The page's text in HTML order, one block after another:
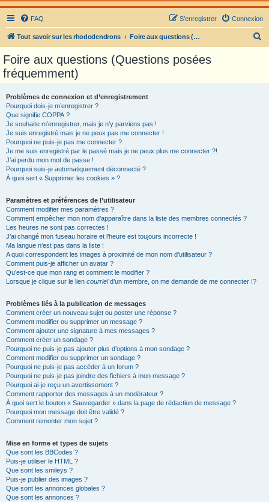
FAQ Connexion
S’enregistrer
Tout savoir sur les rhododendrons Foire aux questions (Questions posées fréquemment)
Foire aux questions (Questions posées
fréquemment)
Problèmes de connexion et d’enregistrement
Pourquoi dois-je m’enregistrer ?
Que signifie COPPA ?
Je souhaite m’enregistrer, mais je n’y parviens pas !
Je suis enregistré mais je ne peux pas me connecter !
Pourquoi ne puis-je pas me connecter ?
Je me suis enregistré par le passé mais je ne peux plus me connecter ?!
J’ai perdu mon mot de passe !
Pourquoi suis-je automatiquement déconnecté ?
À quoi sert « Supprimer les cookies » ?
Paramètres et préférences de l’utilisateur
Comment modifier mes paramètres ?
Comment empêcher mon nom d’apparaître dans la liste des membres connectés ?
Les heures ne sont pas correctes !
J’ai changé mon fuseau horaire et l’heure est toujours incorrecte !
Ma langue n’est pas dans la liste !
A quoi correspondent les images à proximité de mon nom d’utilisateur ?
Comment puis-je afficher un avatar ?
Qu’est-ce que mon rang et comment le modifier ?
Lorsque je clique sur le lien courrield’un membre, on me demande de me connecter !?
Problèmes liés à la publication de messages
Comment créer un nouveau sujet ou poster une réponse ?
Comment modifier ou supprimer un message ?
Comment ajouter une signature à mes messages ?
Comment créer un sondage ?
Pourquoi ne puis-je pas ajouter plus d’options à mon sondage ?
Comment modifier ou supprimer un sondage ?
Pourquoi ne puis-je pas accéder à un forum ?
Pourquoi ne puis-je pas joindre des fichiers à mon message ?
Pourquoi ai-je reçu un avertissement ?
Comment rapporter des messages à un modérateur ?
À quoi sert le bouton « Sauvegarder » dans la page de rédaction de message ?
Pourquoi mon message doit être validé ?
Comment remonter mon sujet ?
Mise en forme et types de sujets
Que sont les BBCodes ?
Puis-je utiliser le HTML ?
Que sont les smileys ?
Puis-je publier des images ?
Que sont les annonces globales ?
Que sont les annonces ?